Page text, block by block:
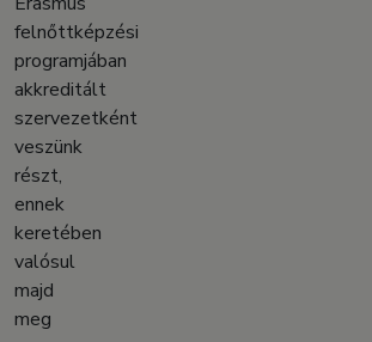
felnőttképzési
programjában
akkreditált
szervezetként
veszünk
részt,
ennek
keretében
valósul
majd
meg